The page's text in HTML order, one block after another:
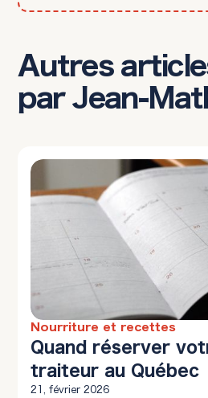
Autres
par Jean-
10 min à lire
Nourriture et recettes
Quand réserver
traiteur au Québec
21, février 2026